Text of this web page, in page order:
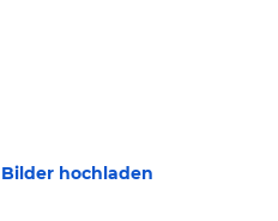
Bilder hochladen